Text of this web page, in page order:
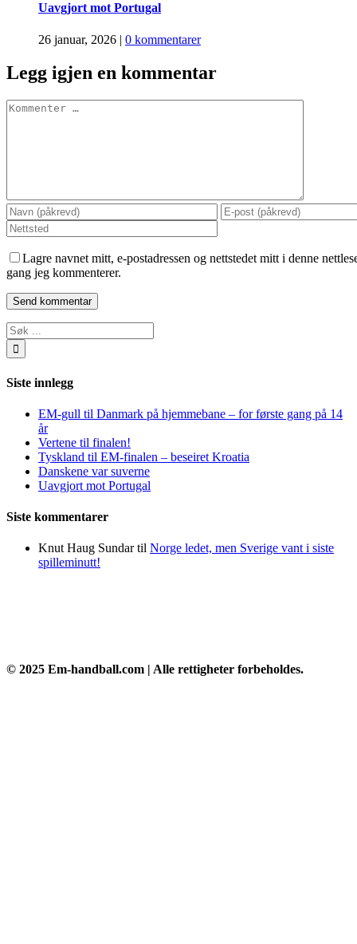
Uavgjort mot Portugal
26 januar, 2026 | 0 kommentarer
Legg igjen en kommentar
Comment
Lagre navnet mitt, e-postadressen og nettstedet mitt i denne
gang jeg kommenterer.
Søk
…
Siste innlegg
EM-gull til Danmark på hjemmebane – for første gang på 14
år
Vertene til finalen!
Tyskland til EM-finalen – beseiret Kroatia
Danskene var suverne
Uavgjort mot Portugal
Siste kommentarer
Knut Haug Sundartil Norge ledet, men Sverige vant i siste
spilleminutt!
© 2025 Em-handball.com | Alle rettigheter forbeholdes.